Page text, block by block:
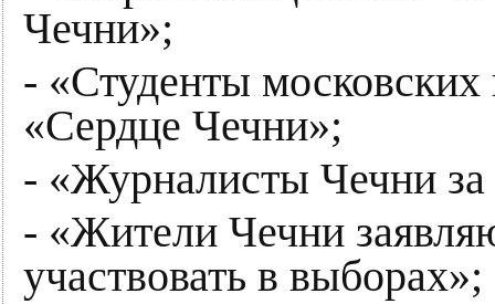
Чечни»;
- «Студенты московских
«Сердце Чечни»;
- «Журналисты Чечни
- «Жители Чечни
участвовать в выборах»;